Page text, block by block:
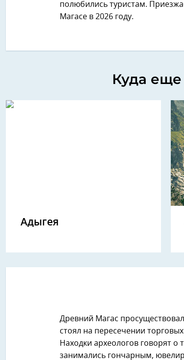
полюбились туристам.
Магасе в 2026 году.
Куда еще
Адыгея
Древний Магас
стоял на пересечении
Находки археологов говорят
занимались гончарным,